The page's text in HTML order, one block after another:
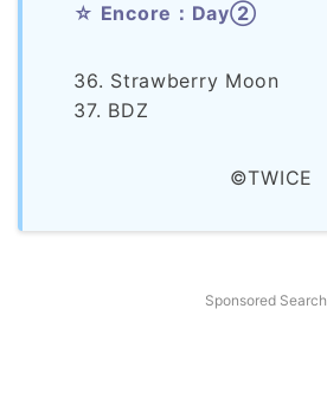
☆ Encore：Day②
36. Strawberry Moon
37. BDZ
©TWICE
Sponsored Search